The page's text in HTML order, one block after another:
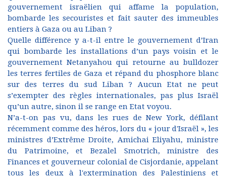
gouvernement israëlien qui affame la population,
bombarde les secouristes et fait sauter des immeubles
entiers à Gaza ou au Liban ?
Quelle différence y a-t-il entre le gouvernement d’Iran
qui bombarde les installations d’un pays voisin et le
gouvernement Netanyahou qui retourne au bulldozer
les terres fertiles de Gaza et répand du phosphore blanc
sur des terres du sud Liban ? Aucun Etat ne peut
s’exempter des règles internationales, pas plus Israël
qu’un autre, sinon il se range en Etat voyou.
N’a-t-on pas vu, dans les rues de New York, défilant
récemment comme des héros, lors du « jour d'Israël », les
ministres d’Extrême Droite, Amichai Eliyahu, ministre
du Patrimoine, et Bezalel Smotrich, ministre des
Finances et gouverneur colonial de Cisjordanie, appelant
tous les deux à l'extermination des Palestiniens et